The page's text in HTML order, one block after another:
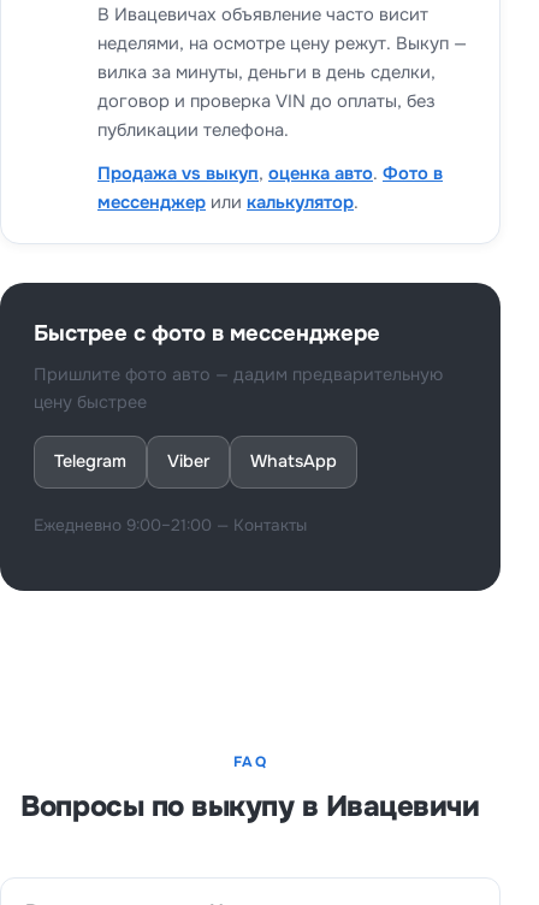
В Ивацевичах объявление часто висит
неделями, на осмотре цену режут. Выкуп —
вилка за минуты, деньги в день сделки,
договор и проверка VIN до оплаты, без
публикации телефона.
Продажа vs выкуп, оценка авто. Фото в
мессенджер или калькулятор.
Быстрее с фото в мессенджере
Пришлите фото авто — дадим предварительную
цену быстрее
Telegram Viber WhatsApp
Ежедневно 9:00–21:00 — Контакты
FAQ
Вопросы по выкупу в Ивацевичи